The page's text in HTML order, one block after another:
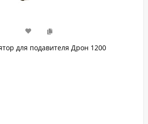
для подавителя Дрон 1200